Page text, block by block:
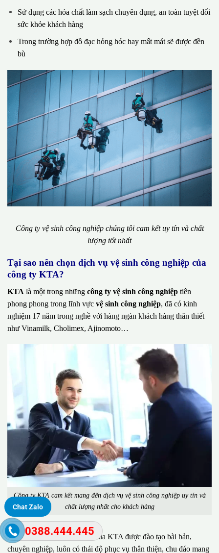
Sử dụng các hóa chất làm sạch chuyên dụng, an toàn tuyệt đối
sức khỏe khách hàng
Trong trường hợp đồ đạc hỏng hóc hay mất mát sẽ được đền
bù
Công ty vệ sinh công nghiệp chúng tôi cam kết uy tín và chất
lượng tốt nhất
Tại sao nên chọn dịch vụ vệ sinh công nghiệp của
công ty KTA?
KTA là một trong những công ty vệ sinh công nghiệp tiên
phong phong trong lĩnh vực vệ sinh công nghiệp, đã có kinh
nghiệm 17 năm trong nghề với hàng ngàn khách hàng thân thiết
như Vinamilk, Cholimex, Ajinomoto…
Công ty KTA cam kết mang đến dịch vụ vệ sinh công nghiệp uy tín và
chất lượng nhất cho khách hàng
Đặc biệt, đội ngũ nhân viên của KTA được đào tạo bài bản,
chuyên nghiệp, luôn có thái độ phục vụ thân thiện, chu đáo mang
Chat Zalo
0388.444.445